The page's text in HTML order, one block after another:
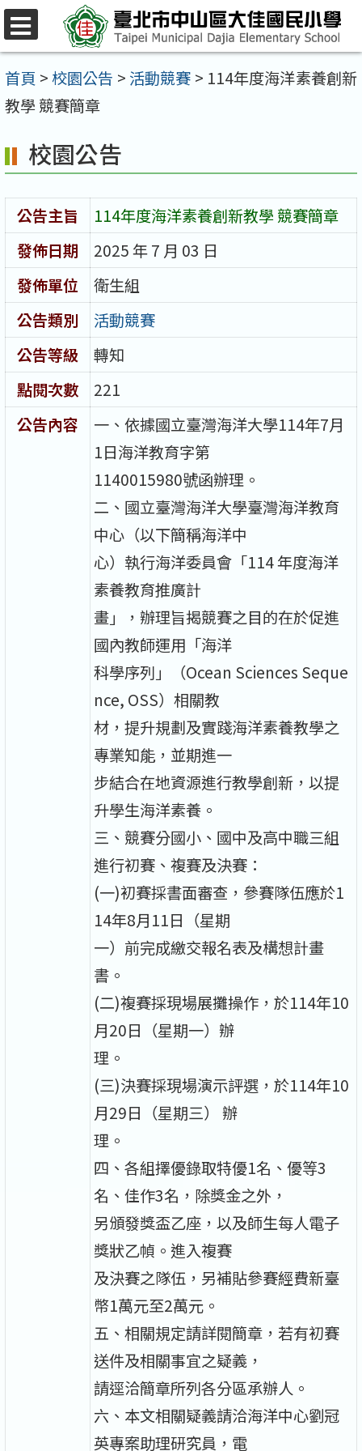
跳
至
主
要
容
區
首頁 >校園公告 > 活動競賽 > 114年度海洋素養創新
教學 競賽簡章
校園公告
公告主旨
114年度海洋素養創新教學 競賽簡章
發佈日期
2025 年 7 月 03 日
發佈單位
衛生組
公告類別
活動競賽
公告等級
轉知
點閱次數
221
公告內容
一、依據國立臺灣海洋大學114年7月
1日海洋教育字第
1140015980號函辦理。
二、國立臺灣海洋大學臺灣海洋教育
中心（以下簡稱海洋中
心）執行海洋委員會「114 年度海洋
素養教育推廣計
畫」，辦理旨揭競賽之目的在於促進
國內教師運用「海洋
科學序列」（Ocean Sciences Seque
nce, OSS）相關教
材，提升規劃及實踐海洋素養教學之
專業知能，並期進一
步結合在地資源進行教學創新，以提
升學生海洋素養。
三、競賽分國小、國中及高中職三組
進行初賽、複賽及決賽：
(一)初賽採書面審查，參賽隊伍應於1
14年8月11日（星期
一）前完成繳交報名表及構想計畫
書。
(二)複賽採現場展攤操作，於114年10
月20日（星期一）辦
理。
(三)決賽採現場演示評選，於114年10
月29日（星期三） 辦
理。
四、各組擇優錄取特優1名、優等3
名、佳作3名，除獎金之外，
另頒發獎盃乙座，以及師生每人電子
獎狀乙幀。進入複賽
及決賽之隊伍，另補貼參賽經費新臺
幣1萬元至2萬元。
五、相關規定請詳閱簡章，若有初賽
送件及相關事宜之疑義，
請逕洽簡章所列各分區承辦人。
六、本文相關疑義請洽海洋中心劉冠
英專案助理研究員，電
選
單